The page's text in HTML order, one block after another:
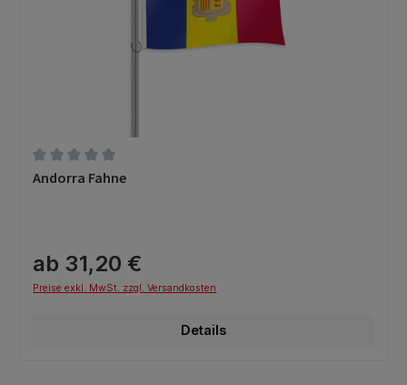
Durchschnittliche Bewertung von 0 von 5 Sternen
Andorra Fahne
ab 31,20 €
Preise exkl. MwSt. zzgl. Versandkosten
Details